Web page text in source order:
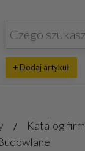
+ Dodaj artykuł
Katalog firm